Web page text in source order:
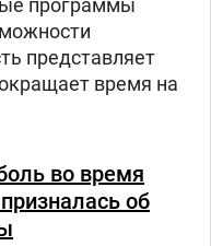
программы
представляет
время на
во время
об